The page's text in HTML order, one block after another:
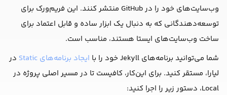
وب‌سایت‌های خود را در GitHub منتشر کنند. این فریم‌ورک برای
توسعه‌دهندگانی که به دنبال یک ابزار ساده و قابل اعتماد برای
ساخت وب‌سایت‌های ایستا هستند، مناسب است.
شما می‌توانید برنامه‌های Jekyll خود را با
ایجاد برنامه‌های Static
در
لیارا، مستقر کنید. برای این‌کار، کافیست تا در مسیر اصلی پروژه در
Local، دستور زیر را اجرا کنید: